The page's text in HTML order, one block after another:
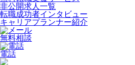
非公開求人一覧
転職成功者インタビュー
キャリアプランナー紹介
無料相談
電話